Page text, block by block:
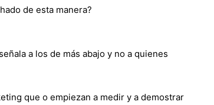
de esta manera?
a los de más abajo y no a quienes
que o empiezan a medir y a demostrar